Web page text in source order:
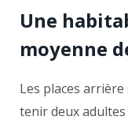
Une
moyenne
Les places
tenir deux